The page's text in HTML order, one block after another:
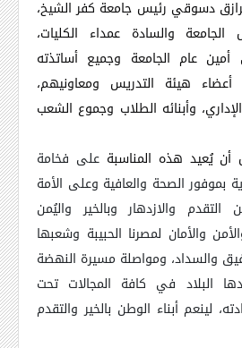
دسوقي رئيس جامعة كفر الشيخ،
والسادة عمداء الكليات،
عام الجامعة وجميع أساتذته
هيئة التدريس ومعاونيهم،
وأبنائه الطلاب وجموع الشعب
أن يُعيد هذه المناسبةعلى فخامة
بموفور الصحة والعافية وعلى الأمة
التقدم والازدهار وبالخير واليُمن
والأمان لمصرنا الحبيبة وشعبها
والسداد، ومواصلة مسيرة النهضة
البلاد في كافة المجالات تحت
لينعم أبناء الوطن بالخير والتقدم